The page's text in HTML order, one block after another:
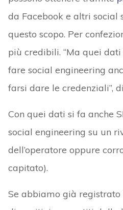
da Facebook e altri social
questo scopo. Per
più credibili. “Ma quei
fare social engineering
farsi dare le credenziali”,
Con quei dati si fa anche
social engineering su un
dell’operatore oppure
capitato).
Se abbiamo già